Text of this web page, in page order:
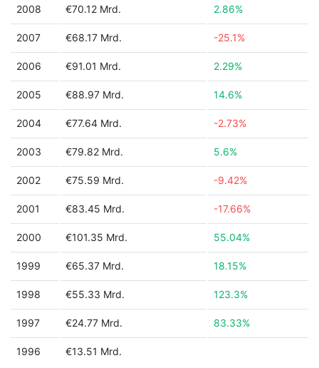
2008 €70.12 Mrd. 2.86%
2007 €68.17 Mrd. -25.1%
2006 €91.01 Mrd. 2.29%
2005 €88.97 Mrd. 14.6%
2004 €77.64 Mrd. -2.73%
2003 €79.82 Mrd. 5.6%
2002 €75.59 Mrd. -9.42%
2001 €83.45 Mrd. -17.66%
2000 €101.35 Mrd. 55.04%
1999 €65.37 Mrd. 18.15%
1998 €55.33 Mrd. 123.3%
1997 €24.77 Mrd. 83.33%
1996 €13.51 Mrd.